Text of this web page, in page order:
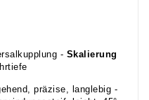
- Skalierung
präzise, langlebig -